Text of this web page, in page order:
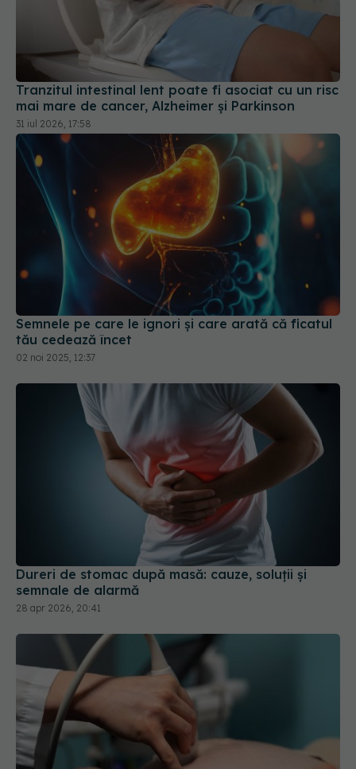
Tranzitul intestinal lent poate fi asociat cu un risc
mai mare de cancer, Alzheimer și Parkinson
31 iul 2026, 17:58
Semnele pe care le ignori și care arată că ficatul
tău cedează încet
02 noi 2025, 12:37
Dureri de stomac după masă: cauze, soluții și
semnale de alarmă
28 apr 2026, 20:41